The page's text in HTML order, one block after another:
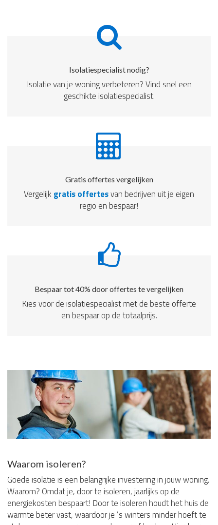
Isolatiespecialist nodig?
Isolatie van je woning verbeteren? Vind snel een
geschikte isolatiespecialist.
Gratis offertes vergelijken
Vergelijk gratis offertesvan bedrijven uit je eigen
regio en bespaar!
Bespaar tot 40% door offertes te vergelijken
Kies voor de isolatiespecialist met de beste offerte
en bespaar op de totaalprijs.
Waarom isoleren?
Goede isolatie is een belangrijke investering in jouw woning.
Waarom? Omdat je, door te isoleren, jaarlijks op de
energiekosten bespaart! Door te isoleren houdt het huis de
warmte beter vast, waardoor je ’s winters minder hoeft te